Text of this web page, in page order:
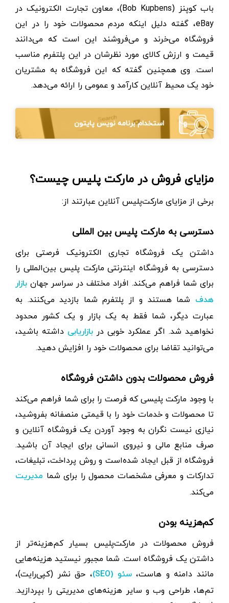
باب کوپنز (Bob Kupbens)، معاون تجارت الکترونیک در
eBay، گفته دلیل اینکه مردم محصولات خود را در این
فروشگاه می‌خرند و می‌فروشند این است که می‌دانند
قیمت و ارزش کالای مورد نظرشان در این پلتفرم مناسب
است. وی همچنین گفته که این فروشگاه به مشتریان
خود یک محیط آنلاین کارآمد و عمومی را ارائه می‌دهد.
استخدام برنامه نویس پایتون
مزایای فروش در مارکت پلیس چیست؟
برخی از مزایای مارکت‌پلیس آنلاین عبارتند از:
دسترسی به مارکت پلیس بین المللی
داشتن یک فروشگاه تجاری الکترونیک فرصتی برای
دسترسی به فروشگاه اینترنتی مارکت پلیس بین‌المللی را
برای شما فراهم می‌کند. افراد مختلف در سراسر جهان بازار
هدف شما هستند و از پلتفرم شما بازدید می‌کنند. به
عبارت دیگر، شما فقط به یک بازار و یک کشور محدود
نخواهید شد. اگر عملکرد خوبی در بازاریابی داشته باشید،
می‌توانید تقاضا برای محصولات خود را افزایش دهید.
فروش محصولات بدون داشتن فروشگاه
با وجود مارکت پلیسی که فرصت را برای شما فراهم می‌کند
تا محصولات و خدمات خود را با قیمتی منصفانه بفروشید،
نیازی نیست نگران به وجود آوردن یک فروشگاه آنلاین و
صرف منابع مالی و نیروی انسانی برای ایجاد آن باشید.
فروشگاه از قبل ایجاد شده‌است و روش پرداخت، تبلیغات،
تدارکات و معرفی مشخصات محصول را برای شما مدیریت
می‌کند.
کم‌هزینه بودن
فروش محصولات در مارکت‌پلیس بسیار کم‌هزینه‌تر از
داشتن یک فروشگاه است. شما مجبور نیستید هزینه‌هایی
مانند دامنه و‌ هاست،سئو (SEO)
، حق نشر (کپی‌رایت)،
تم‌ها، طراحی وب و سایر هزینه‌های مدیریتی را بپردازید.